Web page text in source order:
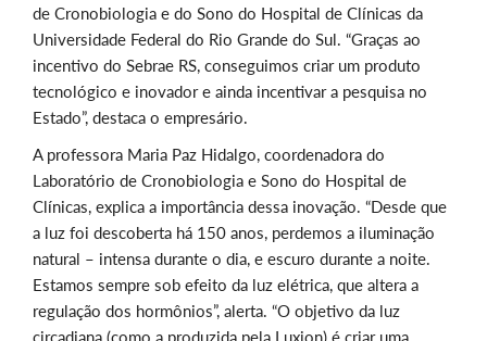
de Cronobiologia e do Sono do Hospital de Clínicas da
Universidade Federal do Rio Grande do Sul. “Graças ao
incentivo do Sebrae RS, conseguimos criar um produto
tecnológico e inovador e ainda incentivar a pesquisa no
Estado”, destaca o empresário.
A professora Maria Paz Hidalgo, coordenadora do
Laboratório de Cronobiologia e Sono do Hospital de
Clínicas, explica a importância dessa inovação. “Desde que
a luz foi descoberta há 150 anos, perdemos a iluminação
natural – intensa durante o dia, e escuro durante a noite.
Estamos sempre sob efeito da luz elétrica, que altera a
regulação dos hormônios”, alerta. “O objetivo da luz
circadiana (como a produzida pela Luxion) é criar uma